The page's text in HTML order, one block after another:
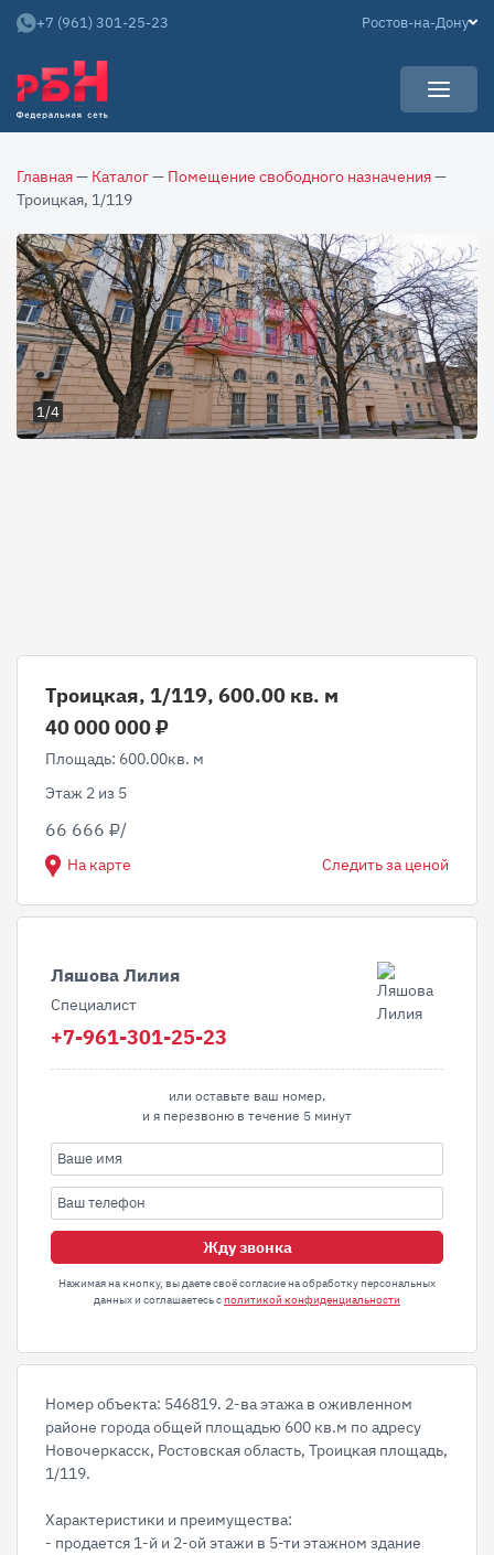
Арендаторам
Собственникам
НОВОСТИ
О КОМПАНИИ
О нас
Команда
Контакты
Отзывы
АРЕНДНЫЙ БИЗНЕС
+7 (961) 301-25-23 Ростов-на-Дону
Главная— Каталог— Помещение свободного назначения—
Троицкая, 1/119
1/4
Троицкая, 1/119, 600.00 кв. м
40 000 000 ₽
Площадь: 600.00кв. м
Этаж 2 из 5
66 666 ₽/
На карте Следить за ценой
Ляшова Лилия
Специалист
+7-961-301-25-23
или оставьте ваш номер,
и я перезвоню в течение 5 минут
Жду звонка
Нажимая на кнопку, вы даете своё согласие на обработку персональных
данных и соглашаетесь сполитикой конфиденциальности
Номер объекта: 546819. 2-ва этажа в оживленном
районе города общей площадью 600 кв.м по адресу
Новочеркасск, Ростовская область, Троицкая площадь,
1/119.
Характеристики и преимущества:
- продается 1-й и 2-ой этажи в 5-ти этажном здание